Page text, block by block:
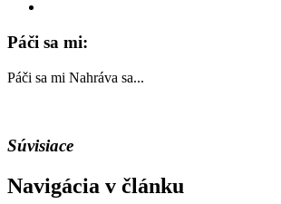
Páči sa mi:
Páči sa mi Nahráva sa...
Súvisiace
Navigácia v článku